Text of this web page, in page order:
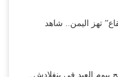
تهز اليمن.. شاهد
بيوم العيد في بنغلادش..